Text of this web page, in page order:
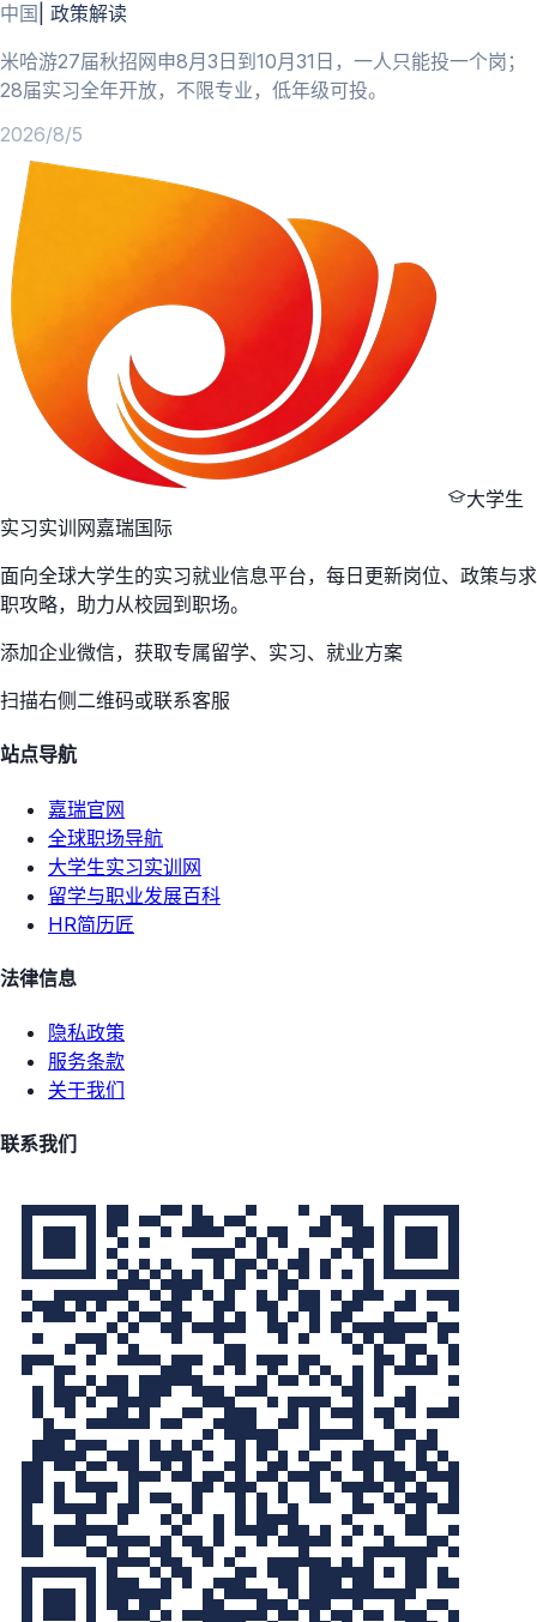
中国 政策解读
米哈游27届秋招网申8月3日到10月31日，一人只能投一个岗；
28届实习全年开放，不限专业，低年级可投。
2026/8/5
大学生
实习实训网嘉瑞国际
面向全球大学生的实习就业信息平台，每日更新岗位、政策与求
职攻略，助力从校园到职场。
添加企业微信，获取专属留学、实习、就业方案
扫描右侧二维码或联系客服
站点导航
嘉瑞官网
全球职场导航
大学生实习实训网
留学与职业发展百科
HR简历匠
法律信息
隐私政策
服务条款
关于我们
联系我们